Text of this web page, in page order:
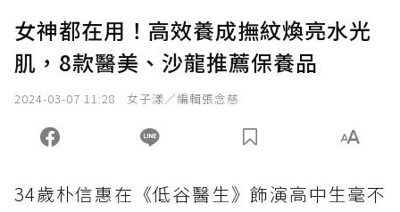
女神都在用！高效養成撫紋煥亮水光
肌，8款醫美、沙龍推薦保養品
2024-03-07 11:28 女子漾／編輯張念慈
34歲朴信惠在《低谷醫生》飾演高中生毫不